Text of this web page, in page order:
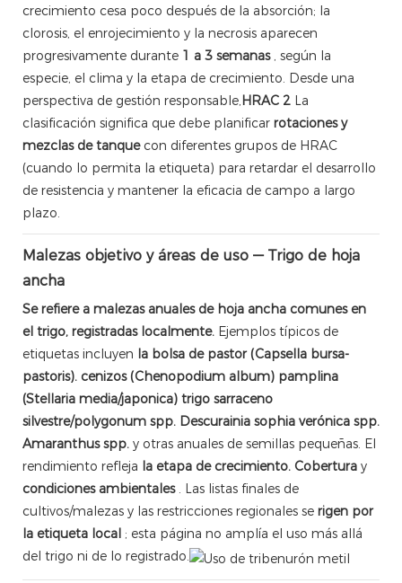
crecimiento cesa poco después de la absorción; la
clorosis, el enrojecimiento y la necrosis aparecen
progresivamente durante 1 a 3 semanas, según la
especie, el clima y la etapa de crecimiento. Desde una
perspectiva de gestión responsable,HRAC 2 La
clasificación significa que debe planificar rotaciones y
mezclas de tanquecon diferentes grupos de HRAC
(cuando lo permita la etiqueta) para retardar el desarrollo
de resistencia y mantener la eficacia de campo a largo
plazo.
Malezas objetivo y áreas de uso — Trigo de hoja
ancha
Se refiere a malezas anuales de hoja ancha comunes en
el trigo, registradas localmente. Ejemplos típicos de
etiquetas incluyen la bolsa de pastor (Capsella bursa-
pastoris). cenizos (Chenopodium album) pamplina
(Stellaria media/japonica) trigo sarraceno
silvestre/polygonum spp. Descurainia sophia verónica spp.
Amaranthus spp. y otras anuales de semillas pequeñas. El
rendimiento refleja la etapa de crecimiento. Cobertura y
condiciones ambientales. Las listas finales de
cultivos/malezas y las restricciones regionales se rigen por
la etiqueta local ; esta página no amplía el uso más allá
del trigo ni de lo registrado.